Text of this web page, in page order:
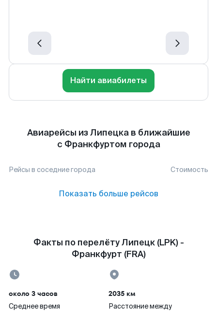
Найти авиабилеты
Авиарейсы из Липецка в ближайшие
с Франкфуртом города
Рейсы в соседние города Стоимость
Показать больше рейсов
Факты по перелёту Липецк (LPK) -
Франкфурт (FRA)
около 3 часов
Среднее время
2035 км
Расстояние между